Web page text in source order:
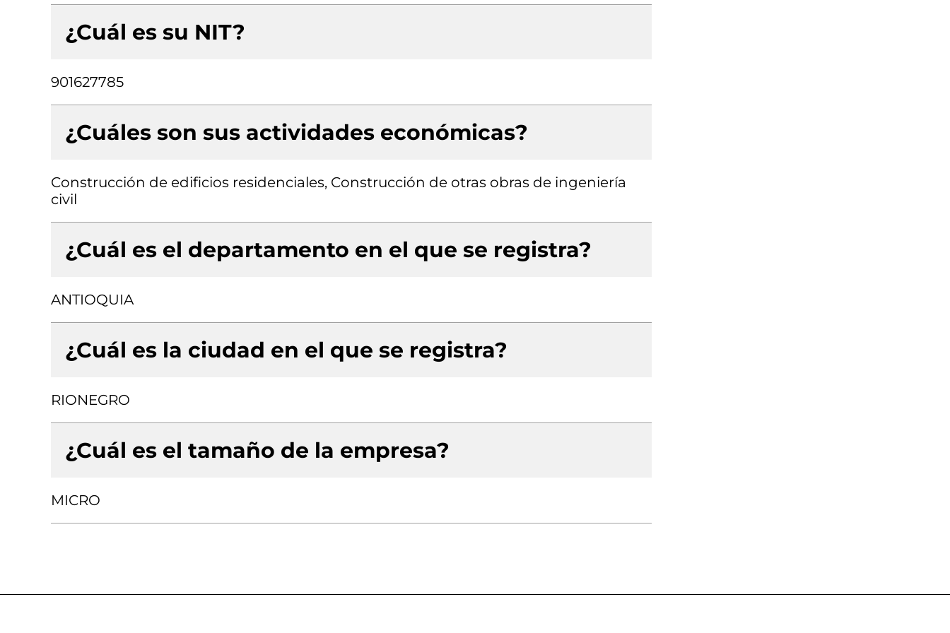
¿Cuál es su NIT?
901627785
¿Cuáles son sus actividades económicas?
Construcción de edificios residenciales, Construcción de otras obras de ingeniería
civil
¿Cuál es el departamento en el que se registra?
ANTIOQUIA
¿Cuál es la ciudad en el que se registra?
RIONEGRO
¿Cuál es el tamaño de la empresa?
MICRO